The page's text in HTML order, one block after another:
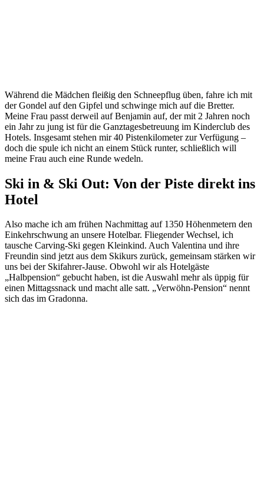
Während die Mädchen fleißig den Schneepflug üben, fahre ich mit
der Gondel auf den Gipfel und schwinge mich auf die Bretter.
Meine Frau passt derweil auf Benjamin auf, der mit 2 Jahren noch
ein Jahr zu jung ist für die Ganztagesbetreuung im Kinderclub des
Hotels. Insgesamt stehen mir 40 Pistenkilometer zur Verfügung –
doch die spule ich nicht an einem Stück runter, schließlich will
meine Frau auch eine Runde wedeln.
Ski in & Ski Out: Von der Piste direkt ins
Hotel
Also mache ich am frühen Nachmittag auf 1350 Höhenmetern den
Einkehrschwung an unsere Hotelbar. Fliegender Wechsel, ich
tausche Carving-Ski gegen Kleinkind. Auch Valentina und ihre
Freundin sind jetzt aus dem Skikurs zurück, gemeinsam stärken wir
uns bei der Skifahrer-Jause. Obwohl wir als Hotelgäste
„Halbpension“ gebucht haben, ist die Auswahl mehr als üppig für
einen Mittagssnack und macht alle satt. „Verwöhn-Pension“ nennt
sich das im Gradonna.